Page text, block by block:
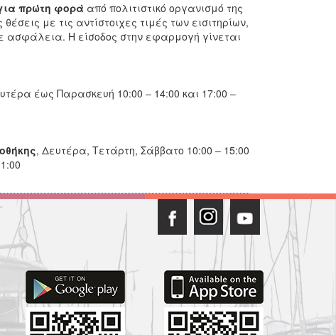
πρώτη φορά από πολιτιστικό οργανισμό της
με τις αντίστοιχες τιμές των εισιτηρίων,
ασφάλεια. Η είσοδος στην εφαρμογή γίνεται
έως Παρασκευή 10:00 – 14:00 και 17:00 –
, Δευτέρα, Τετάρτη, Σάββατο 10:00 – 15:00